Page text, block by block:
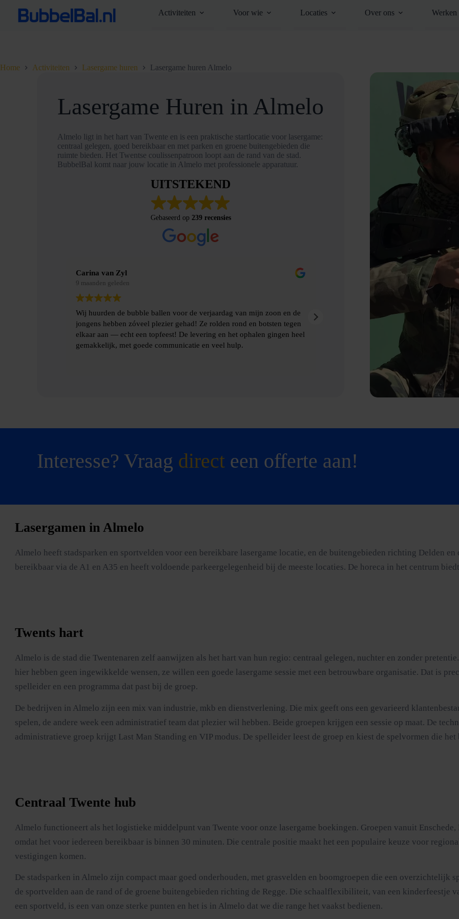
Activiteiten Voor wie Locaties Over ons Werken
Home Activiteiten Lasergame huren Lasergame huren Almelo
Lasergame Huren in Almelo
Almelo ligt in het hart van Twente en is een praktische startlocatie voor lasergame:
centraal gelegen, goed bereikbaar en met parken en groene buitengebieden die
ruimte bieden. Het Twentse coulissenpatroon loopt aan de rand van de stad.
BubbelBal komt naar jouw locatie in Almelo met professionele apparatuur.
UITSTEKEND
Gebaseerd op 239 recensies
Merel Bosman
9 maanden geleden
Wij hebben met vriendenweekend gebruik gemaakt van Bubbelbal, een
hilarische ervaring!!
Heel fijn contact gehad over de levering en het ophalen van de
9 maanden geleden
Ontzettend leuke dag gehad
kwamen de afspraken prima na.
Interesse? Vraag direct een offerte aan!
Lasergamen in Almelo
Almelo heeft stadsparken en sportvelden voor een bereikbare lasergame locatie, en de buitengebieden richting Delden
bereikbaar via de A1 en A35 en heeft voldoende parkeergelegenheid bij de meeste locaties. De horeca in het centrum
Twents hart
Almelo is de stad die Twentenaren zelf aanwijzen als het hart van hun regio: centraal gelegen, nuchter en zonder
hier hebben geen ingewikkelde wensen, ze willen een goede lasergame sessie met een betrouwbare organisatie. Dat is
spelleider en een programma dat past bij de groep.
De bedrijven in Almelo zijn een mix van industrie, mkb en dienstverlening. Die mix geeft ons een gevarieerd
spelen, de andere week een administratief team dat plezier wil hebben. Beide groepen krijgen een sessie op maat. De
administratieve groep krijgt Last Man Standing en VIP modus. De spelleider leest de groep en kiest de spelvormen die
Centraal Twente hub
Almelo functioneert als het logistieke middelpunt van Twente voor onze lasergame boekingen. Groepen vanuit
omdat het voor iedereen bereikbaar is binnen 30 minuten. Die centrale positie maakt het een populaire keuze voor
vestigingen komen.
De stadsparken in Almelo zijn compact maar goed onderhouden, met grasvelden en boomgroepen die een overzichtelijk
de sportvelden aan de rand of de groene buitengebieden richting de Regge. Die schaalflexibiliteit, van een kinderfeestje
een sportveld, is een van onze sterke punten en het is in Almelo dat we die range het vaakst bedienen.